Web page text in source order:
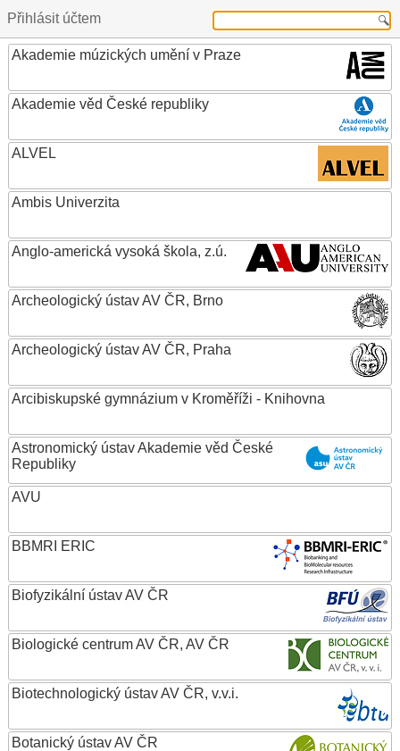
Přihlásit účtem
Akademie múzických umění v Praze
Akademie věd České republiky
ALVEL
Ambis Univerzita
Anglo-americká vysoká škola, z.ú.
Archeologický ústav AV ČR, Brno
Archeologický ústav AV ČR, Praha
Arcibiskupské gymnázium v Kroměříži - Knihovna
Astronomický ústav Akademie věd České
Republiky
AVU
BBMRI ERIC
Biofyzikální ústav AV ČR
Biologické centrum AV ČR, AV ČR
Biotechnologický ústav AV ČR, v.v.i.
Botanický ústav AV ČR